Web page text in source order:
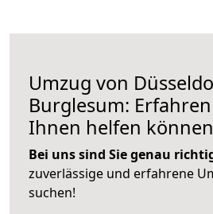
Umzug von
Burglesum:
Ihnen helfen können
Bei uns sind Sie genau
zuverlässige und erfahrene
suchen!